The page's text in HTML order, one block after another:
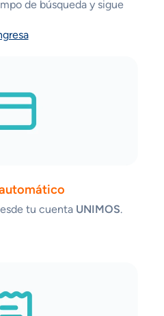
de búsqueda y sigue
tu cuenta UNIMOS.